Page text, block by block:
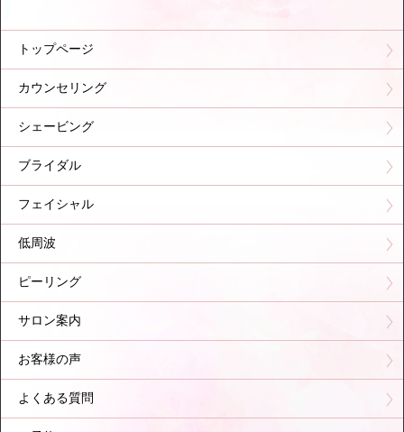
トップページ
カウンセリング
シェービング
ブライダル
フェイシャル
低周波
ピーリング
サロン案内
お客様の声
よくある質問